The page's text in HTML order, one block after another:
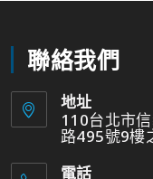
聯絡我們
地址
110台北市
路495號9樓
電話